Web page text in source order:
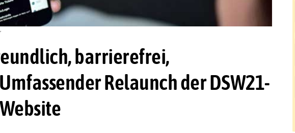
barrierefrei,
Relaunch der DSW21-